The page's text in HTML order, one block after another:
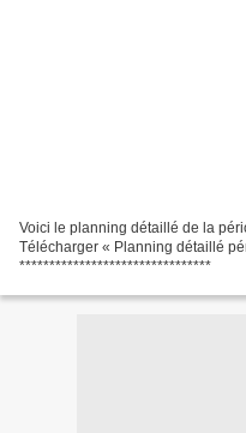
Voici le planning détaillé de la
Télécharger « Planning détaillé
********************************